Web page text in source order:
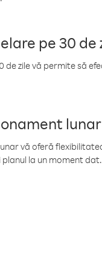
pe 30 de
de zile vă permite să
lunar
vă oferă
la un moment